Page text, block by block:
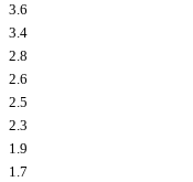
3.6
3.4
2.8
2.6
2.5
2.3
1.9
1.7